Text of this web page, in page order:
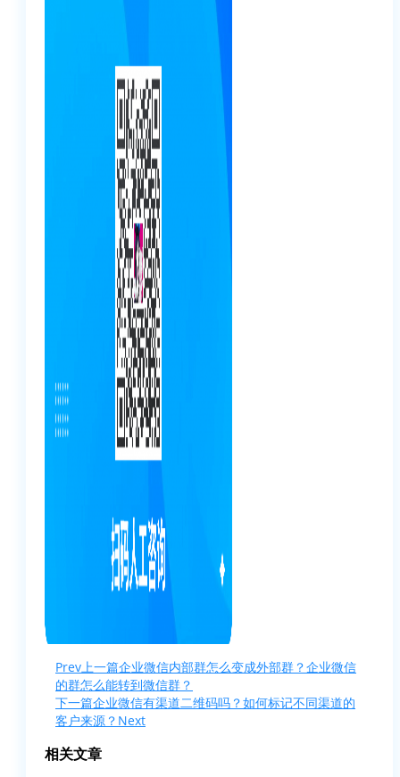
Prev 上一篇企业微信内部群怎么变成外部群？企业微信
的群怎么能转到微信群？
下一篇企业微信有渠道二维码吗？如何标记不同渠道的
客户来源？ Next
相关文章